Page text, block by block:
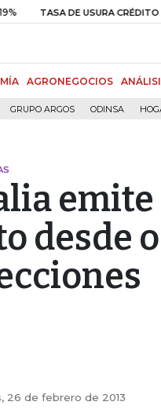
TASA DE USURA CRÉDITO
AGRONEGOCIOS
GRUPO ARGOS ODINSA
emite
desde
26 de febrero de 2013